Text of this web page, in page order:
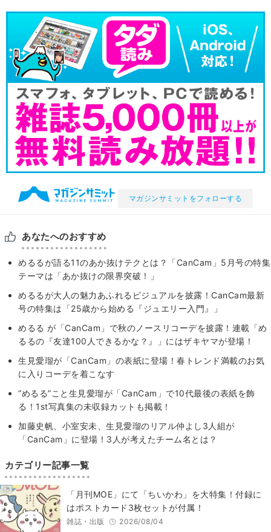
マガジンサミットをフォローする
あなたへのおすすめ
めるるが語る11のあか抜けテクとは？「CanCam」5月号の特集
テーマは「あか抜けの限界突破！」
めるるが大人の魅力あふれるビジュアルを披露！CanCam最新
号の特集は「25歳から始める『ジュエリー入門』」
めるる が「CanCam」で秋のノースリコーデを披露！連載「め
るるの『友達100人できるかな？』」にはザキヤマが登場！
生見愛瑠が「CanCam」の表紙に登場！春トレンド満載のお気
に入りコーデを着こなす
“めるる”こと生見愛瑠が「CanCam」で10代最後の表紙を飾
る！1st写真集の未収録カットも掲載！
加藤史帆、小室安未、生見愛瑠のリアル仲よし3人組が
「CanCam」に登場！3人が考えたチーム名とは？
カテゴリー記事一覧
「月刊MOE」にて「ちいかわ」を大特集！付録に
はポストカード3枚セットが付属！
雑誌・出版 2026/08/04